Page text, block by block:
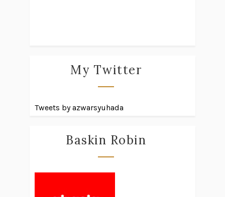
My Twitter
Tweets by azwarsyuhada
Baskin Robin